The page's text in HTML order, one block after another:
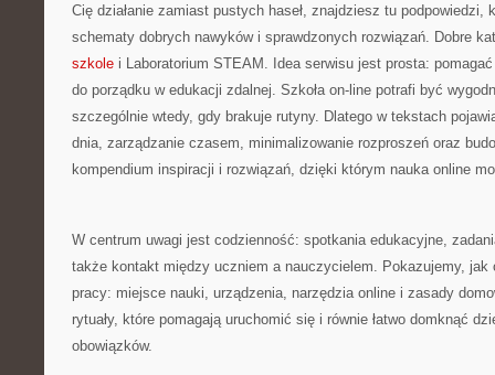
Cię działanie zamiast pustych haseł, znajdziesz tu podpowiedzi,
schematy dobrych nawyków i sprawdzonych rozwiązań. Dobre
szkole i Laboratorium STEAM. Idea serwisu jest prosta:
do porządku w edukacji zdalnej. Szkoła on-line potrafi być
szczególnie wtedy, gdy brakuje rutyny. Dlatego w tekstach
dnia, zarządzanie czasem, minimalizowanie rozproszeń oraz
kompendium inspiracji i rozwiązań, dzięki którym nauka online
W centrum uwagi jest codzienność: spotkania edukacyjne,
także kontakt między uczniem a nauczycielem. Pokazujemy, jak
pracy: miejsce nauki, urządzenia, narzędzia online i zasady
rytuały, które pomagają uruchomić się i równie łatwo domknąć
obowiązków.